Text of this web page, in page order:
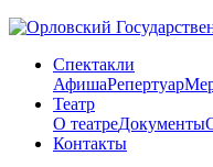
Спектакли
АфишаРепертуар
Театр
О театреДокументы
Контакты